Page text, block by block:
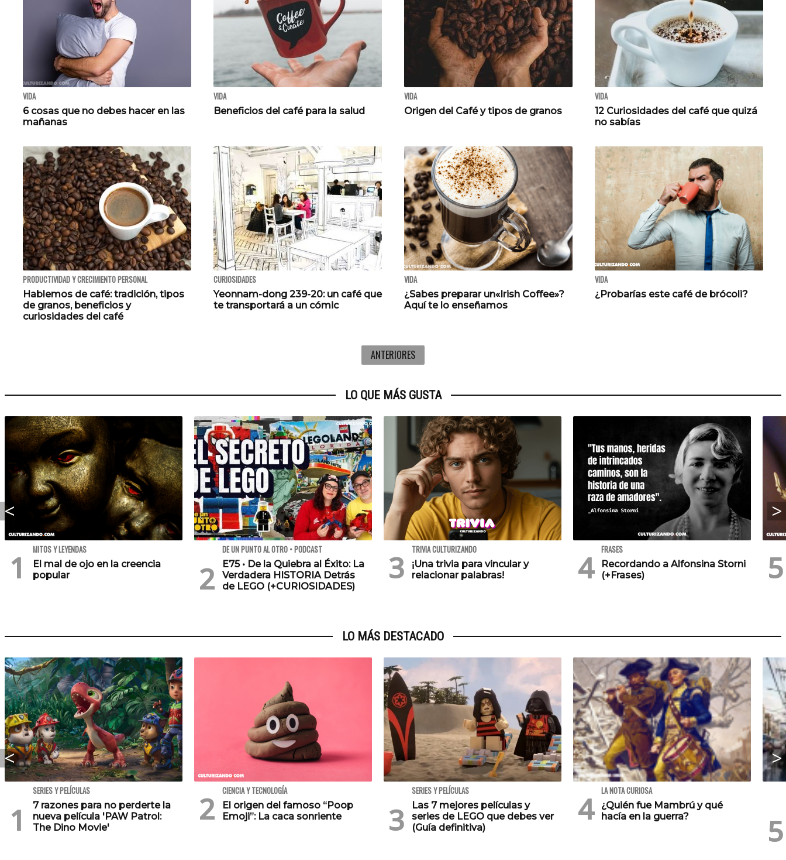
VIDA
6 cosas que no debes hacer en las
mañanas
VIDA
Beneficios del café para la salud
VIDA
Origen del Café y tipos de granos
VIDA
12 Curiosidades del café que quizá
no sabías
PRODUCTIVIDAD Y CRECIMIENTO PERSONAL
Hablemos de café: tradición, tipos
de granos, beneficios y
curiosidades del café
CURIOSIDADES
Yeonnam-dong 239-20: un café que
te transportará a un cómic
VIDA
¿Sabes preparar un«Irish Coffee»?
Aquí te lo enseñamos
VIDA
¿Probarías este café de brócoli?
ANTERIORES
LO QUE MÁS GUSTA
MITOS Y LEYENDAS
El mal de ojo en la creencia
popular
DE UN PUNTO AL OTRO • PODCAST
E75 • De la Quiebra al Éxito: La
Verdadera HISTORIA Detrás
de LEGO (+CURIOSIDADES)
TRIVIA CULTURIZANDO
¡Una trivia para vincular y
relacionar palabras!
FRASES
Recordando a Alfonsina Storni
(+Frases)
LO MÁS DESTACADO
SERIES Y PELÍCULAS
7 razones para no perderte la
nueva película 'PAW Patrol:
The Dino Movie'
CIENCIA Y TECNOLOGÍA
El origen del famoso “Poop
Emoji”: La caca sonriente
SERIES Y PELÍCULAS
Las 7 mejores películas y
series de LEGO que debes ver
(Guía definitiva)
LA NOTA CURIOSA
¿Quién fue Mambrú y qué
hacía en la guerra?